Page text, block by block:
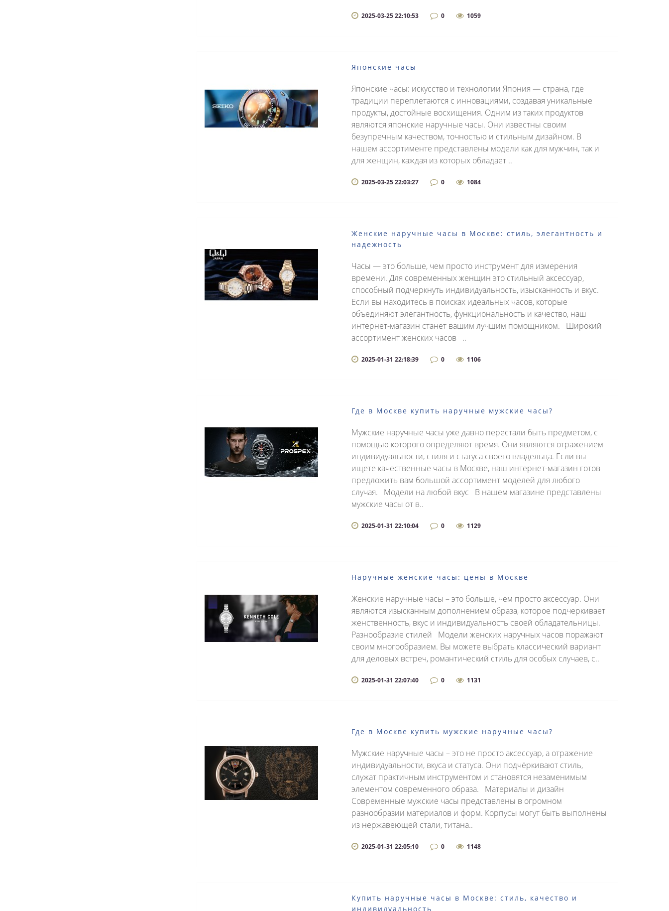
2025-03-25 22:10:53 0 1059
Японские часы
Японские часы: искусство и технологии Япония — страна, где
традиции переплетаются с инновациями, создавая уникальные
продукты, достойные восхищения. Одним из таких продуктов
являются японские наручные часы. Они известны своим
безупречным качеством, точностью и стильным дизайном. В
нашем ассортименте представлены модели как для мужчин, так и
для женщин, каждая из которых обладает ..
2025-03-25 22:03:27 0 1084
Женские наручные часы в Москве: стиль, элегантность и
надежность
Часы — это больше, чем просто инструмент для измерения
времени. Для современных женщин это стильный аксессуар,
способный подчеркнуть индивидуальность, изысканность и вкус.
Если вы находитесь в поисках идеальных часов, которые
объединяют элегантность, функциональность и качество, наш
интернет-магазин станет вашим лучшим помощником. Широкий
ассортимент женских часов ..
2025-01-31 22:18:39 0 1106
Где в Москве купить наручные мужские часы?
Мужские наручные часы уже давно перестали быть предметом, с
помощью которого определяют время. Они являются отражением
индивидуальности, стиля и статуса своего владельца. Если вы
ищете качественные часы в Москве, наш интернет-магазин готов
предложить вам большой ассортимент моделей для любого
случая. Модели на любой вкус В нашем магазине представлены
мужские часы от в..
2025-01-31 22:10:04 0 1129
Наручные женские часы: цены в Москве
Женские наручные часы – это больше, чем просто аксессуар. Они
являются изысканным дополнением образа, которое подчеркивает
женственность, вкус и индивидуальность своей обладательницы.
Разнообразие стилей Модели женских наручных часов поражают
своим многообразием. Вы можете выбрать классический вариант
для деловых встреч, романтический стиль для особых случаев, с..
2025-01-31 22:07:40 0 1131
Где в Москве купить мужские наручные часы?
Мужские наручные часы – это не просто аксессуар, а отражение
индивидуальности, вкуса и статуса. Они подчёркивают стиль,
служат практичным инструментом и становятся незаменимым
элементом современного образа. Материалы и дизайн
Современные мужские часы представлены в огромном
разнообразии материалов и форм. Корпусы могут быть выполнены
из нержавеющей стали, титана..
2025-01-31 22:05:10 0 1148
Купить наручные часы в Москве: стиль, качество и
индивидуальность